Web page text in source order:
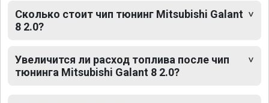
Сколько стоит чип тюнинг Mitsubishi Galant
8 2.0?
Увеличится ли расход топлива после чип
тюнинга Mitsubishi Galant 8 2.0?